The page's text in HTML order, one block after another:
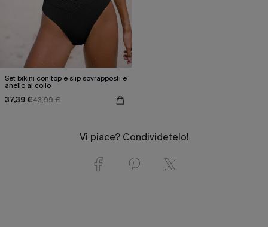
Set bikini con top e slip sovrapposti e
anello al collo
37,39 €43,99 €
Vi piace? Condividetelo!